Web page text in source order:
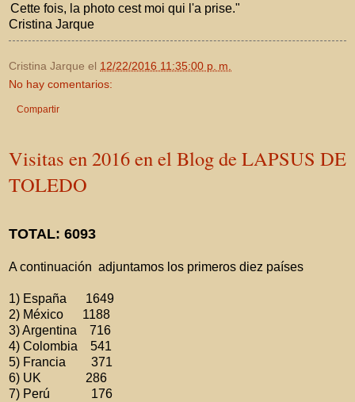
Cette fois, la photo cest moi qui l'a prise."
Cristina Jarque
Cristina Jarque el 12/22/2016 11:35:00 p. m.
No hay comentarios:
Compartir
Visitas en 2016 en el Blog de LAPSUS DE
TOLEDO
TOTAL: 6093
A continuación adjuntamos los primeros diez países
1) España 1649
2) México 1188
3) Argentina 716
4) Colombia 541
5) Francia 371
6) UK 286
7) Perú 176